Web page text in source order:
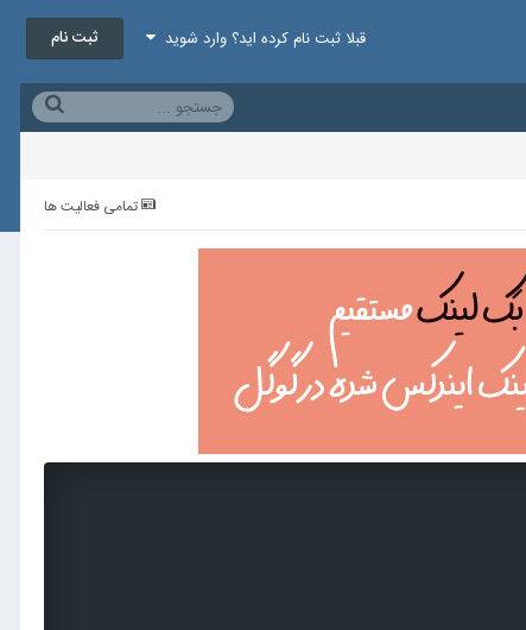
قبلا ثبت نام کرده اید؟ وارد شوید ثبت نام
تمامی فعالیت ها